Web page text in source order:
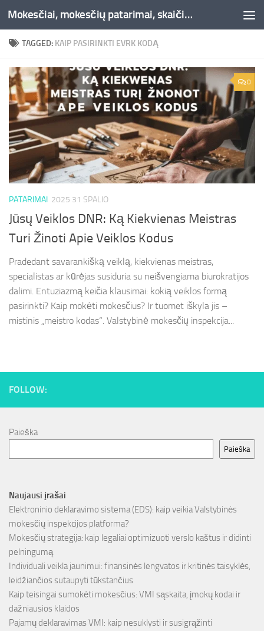
Skip to content Mokesčiai, mokesčių patarimai, skaičiuoklės, straipsniai -Liepaja.lt
TAGGED: KAIP PASIRINKTI EVRK KODĄ
0
PATARIMAI 2025 31 SPALIO
Jūsų Veiklos DNR: Ką Kiekvienas Meistras
Turi Žinoti Apie Veiklos Kodus
Pradedant savarankišką veiklą, kiekvienas meistras,
specialistas ar kūrėjas susiduria su neišvengiama biurokratijos
dalimi. Entuziazmą keičia klausimai: kokią veiklos formą
pasirinkti? Kaip mokėti mokesčius? Ir tuomet iškyla jis –
mistinis „meistro kodas“. Valstybinė mokesčių inspekcija...
FOLLOW:
Paieška
Paieška
Naujausi įrašai
Elektroninio deklaravimo sistema (EDS): kaip veikia Valstybinės
mokesčių inspekcijos platforma?
Mokesčių strategija: kaip legaliai optimizuoti verslo kaštus ir didinti
pelningumą
Individuali veikla jaunimui: finansinės lengvatos ir kritinės taisyklės,
leidžiančios sutaupyti tūkstančius
Kaip teisingai sumokėti mokesčius: VMI sąskaita, įmokų kodai ir
dažniausios klaidos
Pajamų deklaravimas VMI: kaip nesuklysti ir susigrąžinti